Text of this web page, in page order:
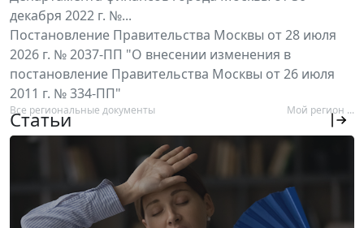
декабря 2022 г. №...
Постановление Правительства Москвы от 28 июля
2026 г. № 2037-ПП "О внесении изменения в
постановление Правительства Москвы от 26 июля
2011 г. № 334-ПП"
Все региональные документы Мой регион ...
Статьи